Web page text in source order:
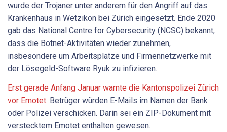
wurde der Trojaner unter anderem für den Angriff auf das
Krankenhaus in Wetzikon bei Zürich eingesetzt. Ende 2020
gab das National Centre for Cybersecurity (NCSC) bekannt,
dass die Botnet-Aktivitäten wieder zunehmen,
insbesondere um Arbeitsplätze und Firmennetzwerke mit
der Lösegeld-Software Ryuk zu infizieren.
Erst gerade Anfang Januar warnte die Kantonspolizei Zürich
vor Emotet. Betrüger würden E-Mails im Namen der Bank
oder Polizei verschicken. Darin sei ein ZIP-Dokument mit
verstecktem Emotet enthalten gewesen.